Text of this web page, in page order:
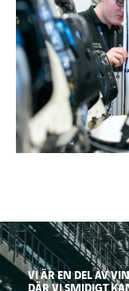
VI ÄR EN DEL AV